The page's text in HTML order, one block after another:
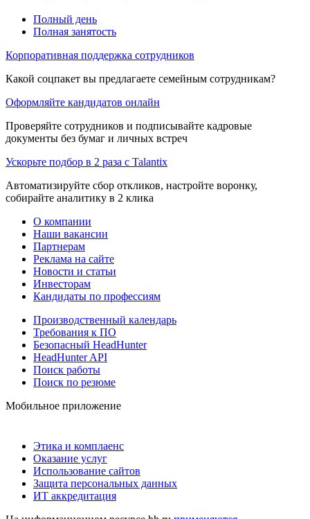
Полный день
Полная занятость
Корпоративная поддержка сотрудников
Какой соцпакет вы предлагаете семейным сотрудникам?
Оформляйте кандидатов онлайн
Проверяйте сотрудников и подписывайте кадровые
документы без бумаг и личных встреч
Ускорьте подбор в 2 раза с Talantix
Автоматизируйте сбор откликов, настройте воронку,
собирайте аналитику в 2 клика
О компании
Наши вакансии
Партнерам
Реклама на сайте
Новости и статьи
Инвесторам
Кандидаты по профессиям
Производственный календарь
Требования к ПО
Безопасный HeadHunter
HeadHunter API
Поиск работы
Поиск по резюме
Мобильное приложение
Этика и комплаенс
Оказание услуг
Использование сайтов
Защита персональных данных
ИТ аккредитация